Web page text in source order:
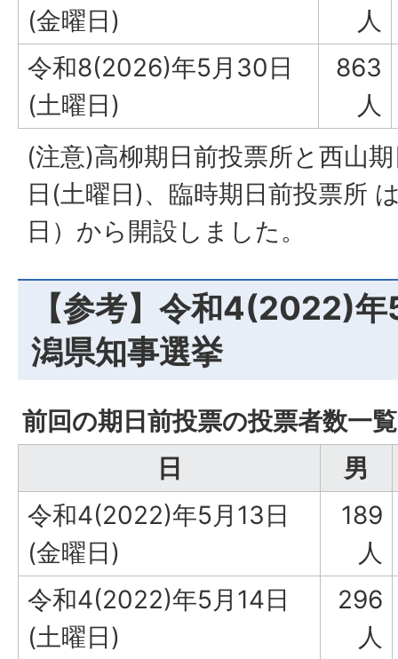
(金曜日)
人
令和8(2026)年5月30日
(土曜日)
863
人
(注意)高柳期日前投票所と西山
日(土曜日)、臨時期日前投票所
日）から開設しました。
【参考】令和4(2022)
潟県知事選挙
前回の期日前投票の投票者数一覧
日
男
令和4(2022)年5月13日
(金曜日)
189
人
令和4(2022)年5月14日
(土曜日)
296
人